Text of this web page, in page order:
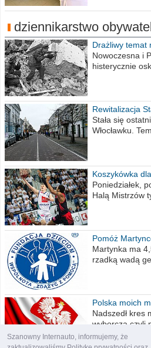
Szanowny Internauto, informujemy, że
dziennikarstwo
Drażliwy temat
Nowoczesna i
histerycznie
Rewitalizacja
Stała się
Włocławku.
Koszykówka
Poniedziałek,
Halą Mistrzów
Pomóż
Martynka ma
rzadką wadą
Polska moich
Nadszedł kres
wyborcza czyli
obietnic,..